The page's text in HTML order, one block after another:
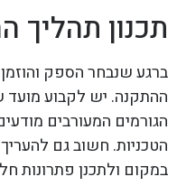
תכנון תהליך
ברגע שנבחר הספק
ההתקנה. יש לקבוע מועד
הגורמים המעורבים
הטכניות. חשוב גם
במקום ולתכנן פתרונות